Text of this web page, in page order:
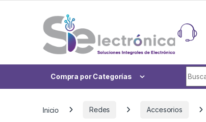
Compra por Categorías
Inicio Redes Accesorios